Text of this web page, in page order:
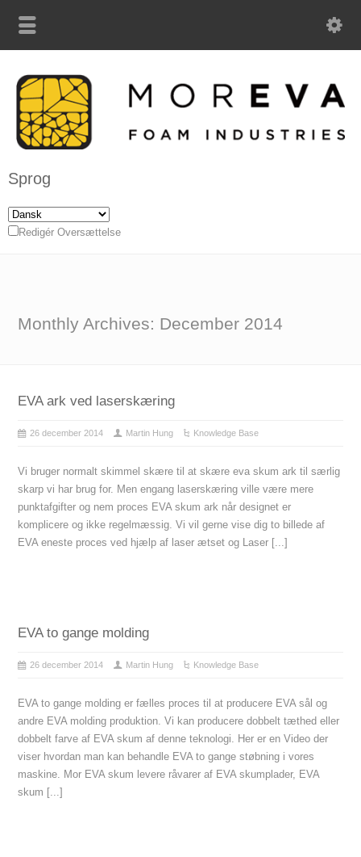
Sprog
Redigér Oversættelse
Monthly Archives: December 2014
EVA ark ved laserskæring
26 december 2014 Martin Hung Knowledge Base
Vi bruger normalt skimmel skære til at skære eva skum ark til særlig
skarp vi har brug for. Men engang laserskæring ville være mere
punktafgifter og nem proces EVA skum ark når designet er
komplicere og ikke regelmæssig. Vi vil gerne vise dig to billede af
EVA eneste proces ved hjælp af laser ætset og Laser [...]
EVA to gange molding
26 december 2014 Martin Hung Knowledge Base
EVA to gange molding er fælles proces til at producere EVA sål og
andre EVA molding produktion. Vi kan producere dobbelt tæthed eller
dobbelt farve af EVA skum af denne teknologi. Her er en Video der
viser hvordan man kan behandle EVA to gange støbning i vores
maskine. Mor EVA skum levere råvarer af EVA skumplader, EVA
skum [...]